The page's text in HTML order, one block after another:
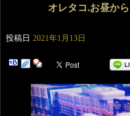
オレタコ.お昼か
投稿日 2021年1月13日